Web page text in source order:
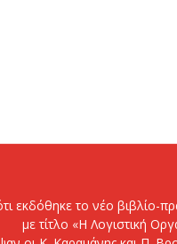
εκδόθηκε το νέο βιβλίο-
με τίτλο «Η Λογιστική